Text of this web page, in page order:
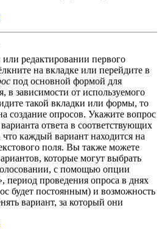
редактировании первого
на вкладке или перейдите в
под основной формой для
в зависимости от используемого
такой вкладки или формы, то
создание опросов. Укажите вопрос
ответа в соответствующих
каждый вариант находится на
поля. Вы также можете
которые могут выбрать
с помощью опции
период проведения опроса в днях
будет постоянным) и возможность
вариант, за который они